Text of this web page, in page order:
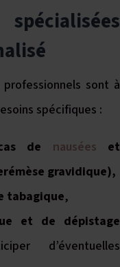
sont à
spécifiques :
de nausées et
gravidique),
tabagique,
et de dépistage
d’éventuelles